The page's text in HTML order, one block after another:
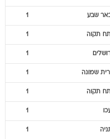
שבע 1
תקוה 1
1
שמונה 1
תקוה 1
1
1